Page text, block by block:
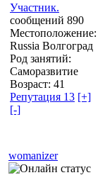
Участник.
сообщений 890
Местоположение:
Russia Волгоград
Род занятий:
Саморазвитие
Возраст: 41
Репутация 13 [+]
[-]
womanizer